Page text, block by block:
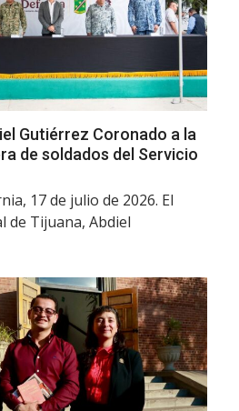
Gutiérrez Coronado a la
de soldados del Servicio
17 de julio de 2026. El
de Tijuana, Abdiel